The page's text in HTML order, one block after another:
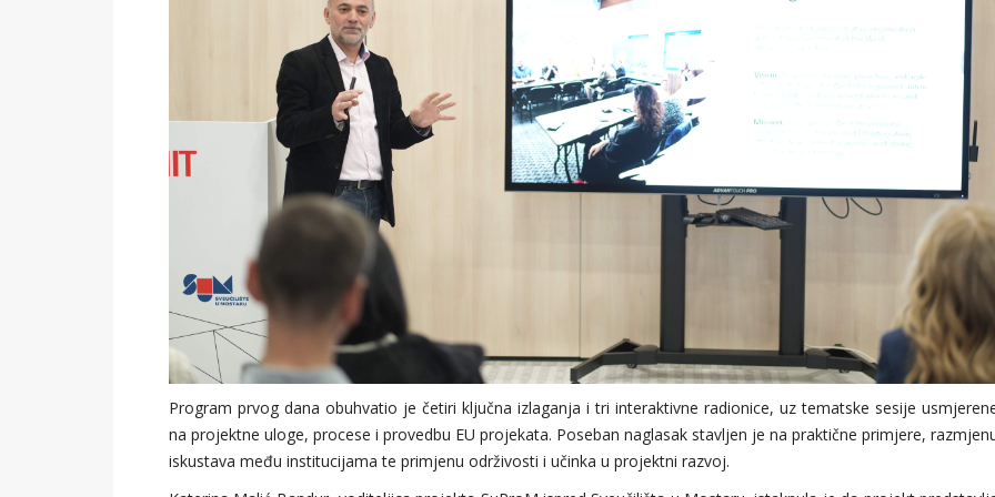
Program prvog dana obuhvatio je četiri ključna izlaganja i tri interaktivne radionice, uz tematske sesije
na projektne uloge, procese i provedbu EU projekata. Poseban naglasak stavljen je na praktične primjere,
iskustava među institucijama te primjenu održivosti i učinka u projektni razvoj.